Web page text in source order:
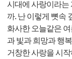
시대에 사랑이라는
까. 난 이렇게 뼛속
화사한 오늘같은
과 빛과 희망과 행
거창한 사랑을 시